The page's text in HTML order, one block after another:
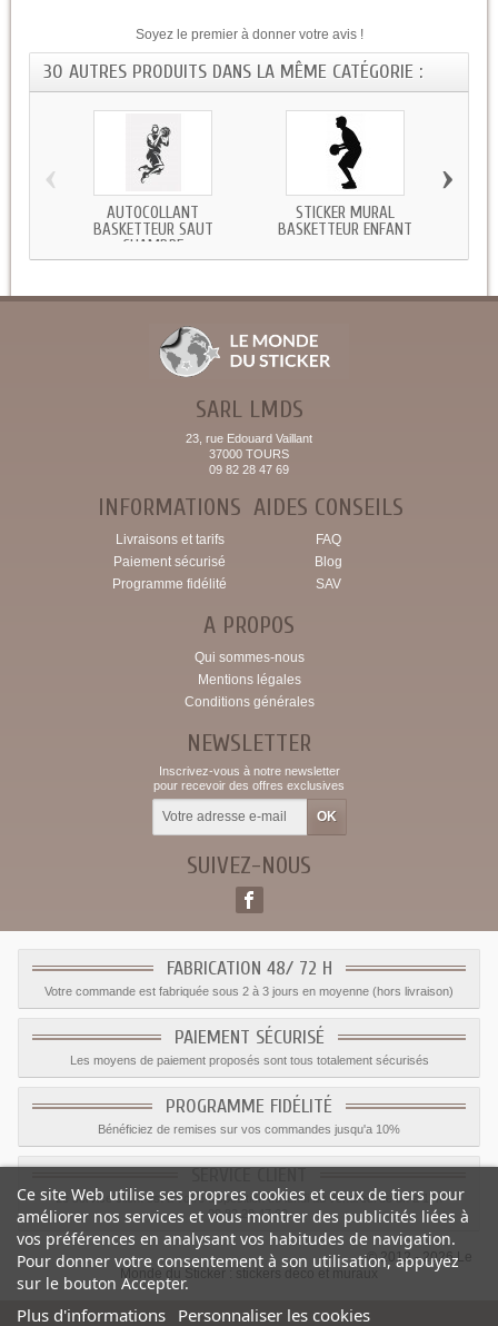
Soyez le premier à donner votre avis !
30 AUTRES PRODUITS DANS LA MÊME CATÉGORIE :
AUTOCOLLANT
BASKETTEUR SAUT
CHAMBRE
STICKER MURAL
BASKETTEUR ENFANT
‹ ›
SARL LMDS
23, rue Edouard Vaillant
37000 TOURS
09 82 28 47 69
INFORMATIONS
Livraisons et tarifs
Paiement sécurisé
Programme fidélité
AIDES CONSEILS
FAQ
Blog
SAV
A PROPOS
Qui sommes-nous
Mentions légales
Conditions générales
NEWSLETTER
Inscrivez-vous à notre newsletter
pour recevoir des offres exclusives
SUIVEZ-NOUS
FABRICATION 48/ 72 H
Votre commande est fabriquée sous 2 à 3 jours en moyenne (hors livraison)
PAIEMENT SÉCURISÉ
Les moyens de paiement proposés sont tous totalement sécurisés
PROGRAMME FIDÉLITÉ
Bénéficiez de remises sur vos commandes jusqu'a 10%
Le service client est a votre disposition du lundi au vendredi de 8h à 17h
09.82.28.47.69.
© 2012 - 2026 Le
Monde du Sticker :
stickers déco et muraux
Ce site Web utilise ses propres cookies et ceux de tiers pour
améliorer nos services et vous montrer des publicités liées à
vos préférences en analysant vos habitudes de navigation.
Pour donner votre consentement à son utilisation, appuyez
sur le bouton Accepter.
Plus d'informations Personnaliser les cookies